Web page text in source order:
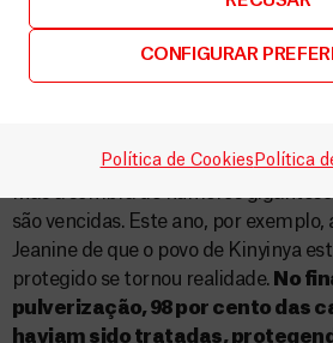
CONFIGURAR
Política de Cookies Política
hospital. Além da saúde, isso os
A luta contra a malária no
um longo caminho a percorrer e
são vencidas. Este ano, por exemplo,
Jeanine de que o povo de Kinyinya
protegido se tornou realidade. No
pulverização, 98 por cento das
haviam sido tratadas,